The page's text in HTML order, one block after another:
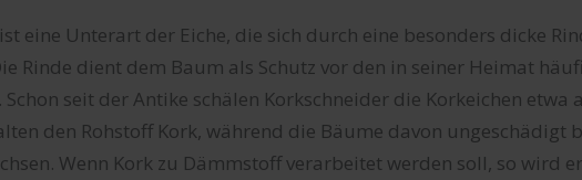
eine Unterart der Eiche, die sich durch eine besonders dicke
Rinde dient dem Baum als Schutz vor den in seiner Heimat
seit der Antike schälen Korkschneider die Korkeichen etwa
den Rohstoff Kork, während die Bäume davon ungeschädigt
Wenn Kork zu Dämmstoff verarbeitet werden soll, so wird er